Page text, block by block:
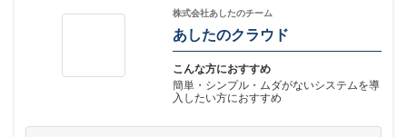
株式会社あしたのチーム
あしたのクラウド
こんな方におすすめ
簡単・シンプル・ムダがないシステムを導
入したい方におすすめ